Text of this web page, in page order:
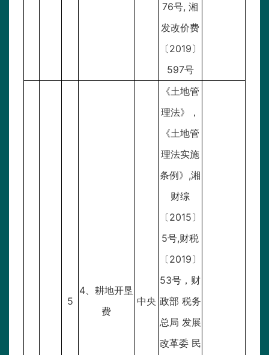
76号, 湘
发改价费
〔2019〕
597号
5
4、耕地开垦
费
中央
《土地管
理法》，
《土地管
理法实施
条例》,湘
财综
〔2015〕
5号,财税
〔2019〕
53号，财
政部 税务
总局 发展
改革委 民